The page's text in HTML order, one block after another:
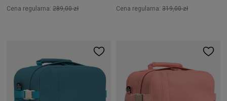
Cena regularna: 289,00 zł Cena regularna: 319,00 zł